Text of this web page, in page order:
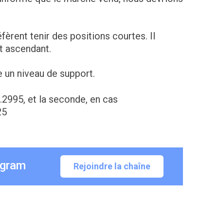
tenir des positions courtes. Il
ascendant.
niveau de support.
et la seconde, en cas
Rejoindre la chaîne